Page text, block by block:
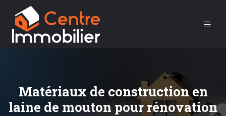
Matériaux de construction en
laine de mouton pour rénovation